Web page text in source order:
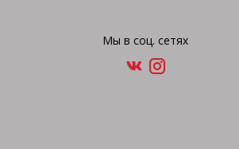
Мы в соц. сетях